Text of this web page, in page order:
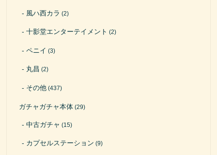
風ハ西カラ (2)
十影堂エンターテイメント (2)
ペニイ (3)
丸昌 (2)
その他 (437)
ガチャガチャ本体 (29)
中古ガチャ (15)
カプセルステーション (9)